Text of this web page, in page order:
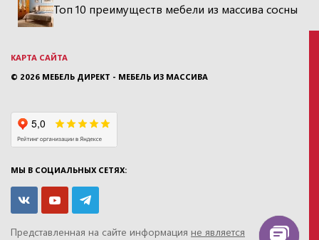
Топ 10 преимуществ мебели из массива сосны
КАРТА САЙТА
© 2026 МЕБЕЛЬ ДИРЕКТ - МЕБЕЛЬ ИЗ МАССИВА
МЫ В СОЦИАЛЬНЫХ СЕТЯХ:
Представленная на сайте информация не является